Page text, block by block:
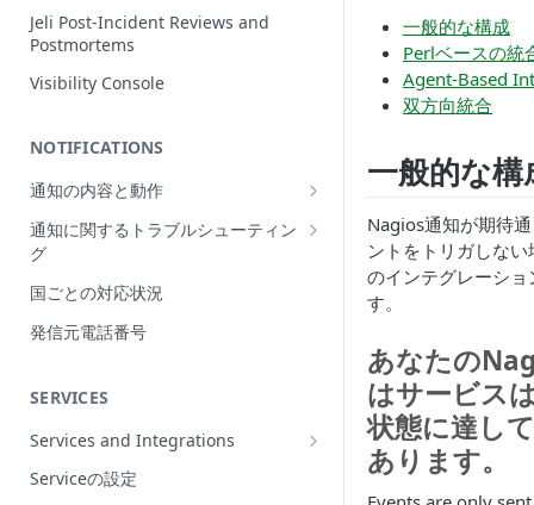
インシデントの再割当て
（Reassign）
インシデントの再開（Reopen）
Incident Roles
Incident Tasks
Incident Types
インシデントが作成されない理由
Conference Bridge
Alerts Table
Jeli Post-Incident Reviews and
Postmortems
Visibility Console
NOTIFICATIONS
通知の内容と動作
Push Notifications
Email Notifications
電話通知
Phone Notification Disclosures
SMS Notifications
WhatsApp Notification
通知に関するトラブルシューティン
グ
想定される通知の動作
プッシュ通知のトラブルシューティ
ング
グ
電話通知のトラブルシューティング
SMS通知のトラブルシューティング
国ごとの対応状況
発信元電話番号
SERVICES
Services and Integrations
Service Directory
Serviceの設定
一般的な構成
Perlベースの統
Agent-Based
双方向統合
一般的な構
Nagios通知が期待
ントをトリガしな
のインテグレーシ
す。
あなたの
はサービス
状態に達し
あります。